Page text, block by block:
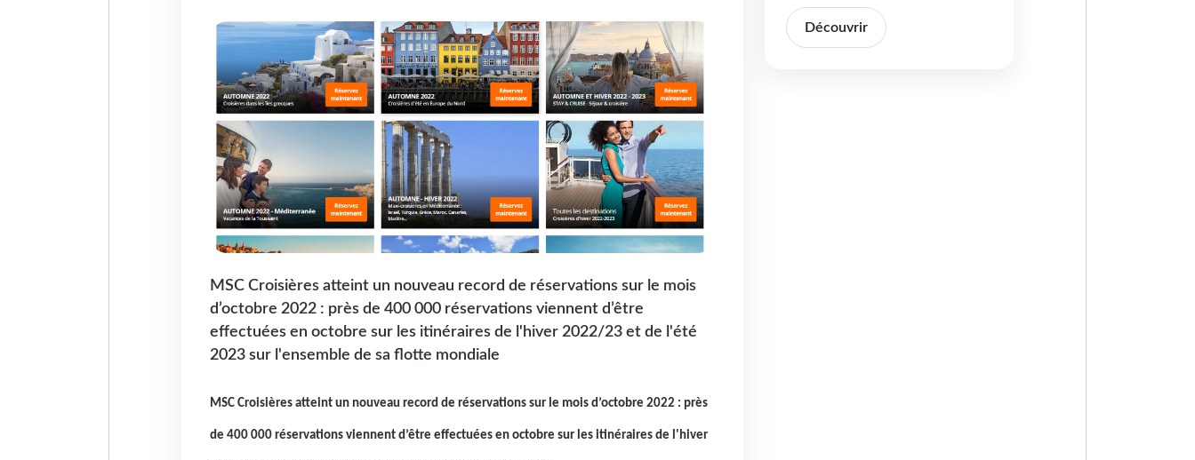
MSC Croisières atteint un nouveau record de réservations sur le mois
d’octobre 2022 : près de 400 000 réservations viennent d’être
effectuées en octobre sur les itinéraires de l'hiver 2022/23 et de l'été
2023 sur l'ensemble de sa flotte mondiale
MSC Croisières atteint un nouveau record de réservations sur le mois d’octobre 2022 : près
de 400 000 réservations viennent d’être effectuées en octobre sur les itinéraires de l'hiver
Découvrir